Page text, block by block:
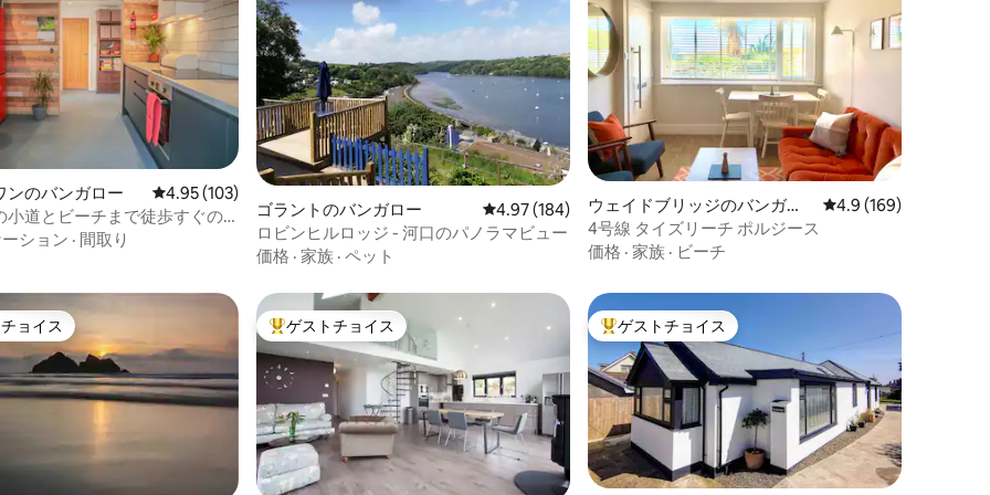
つ星の平均評価
ンのバンガロー レビュー103件、5つ星中4.95つ星の平均評価
4.95 (103)
小道とビーチまで徒歩すぐの
ション · 間取り
ゴラントのバンガロー レビュー184件、5つ星中4.97つ星の平均評価
4.97 (184)
ロビンヒルロッジ - 河口のパノラマビュー
価格 · 家族 · ペット
ウェイドブリッジのバンガロ
ー
レビュー169件、5つ
4.9 (169)
4号線 タイズリーチ ポルジース
価格 · 家族 · ビーチ
ストチョイスです。
ョイス 大好評のゲストチョイスです。
ゲストチョイス 大好評のゲストチョイスです。
ゲストチョイス